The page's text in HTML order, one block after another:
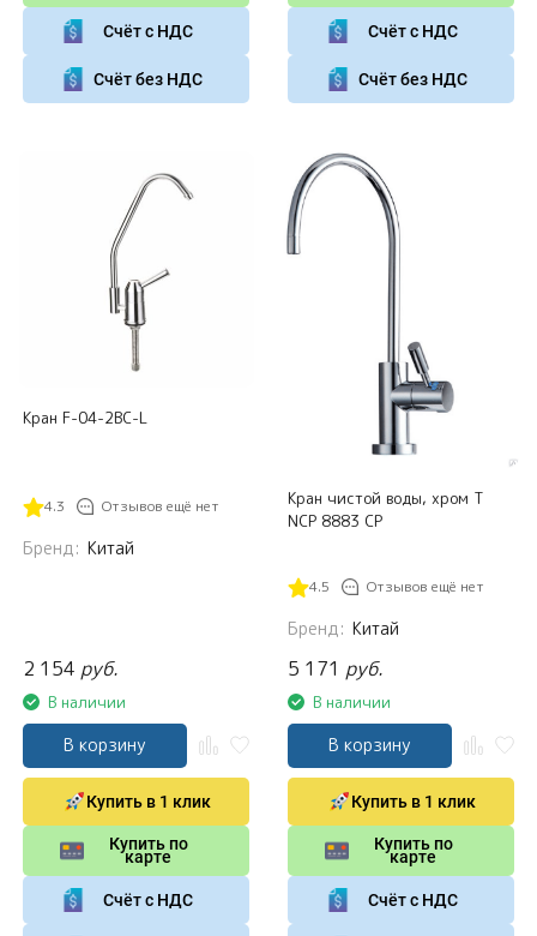
Счёт с НДС
Счёт без НДС
Счёт с НДС
Счёт без НДС
Кран F-04-2BC-L
4.3 Отзывов ещё нет
Бренд: Китай
2 154 руб.
В наличии
В корзину
Купить в 1 клик
Купить по
карте
Счёт с НДС
Кран чистой воды, хром Т
NCP 8883 CP
4.5 Отзывов ещё нет
Бренд: Китай
5 171 руб.
В наличии
В корзину
Купить в 1 клик
Купить по
карте
Счёт с НДС